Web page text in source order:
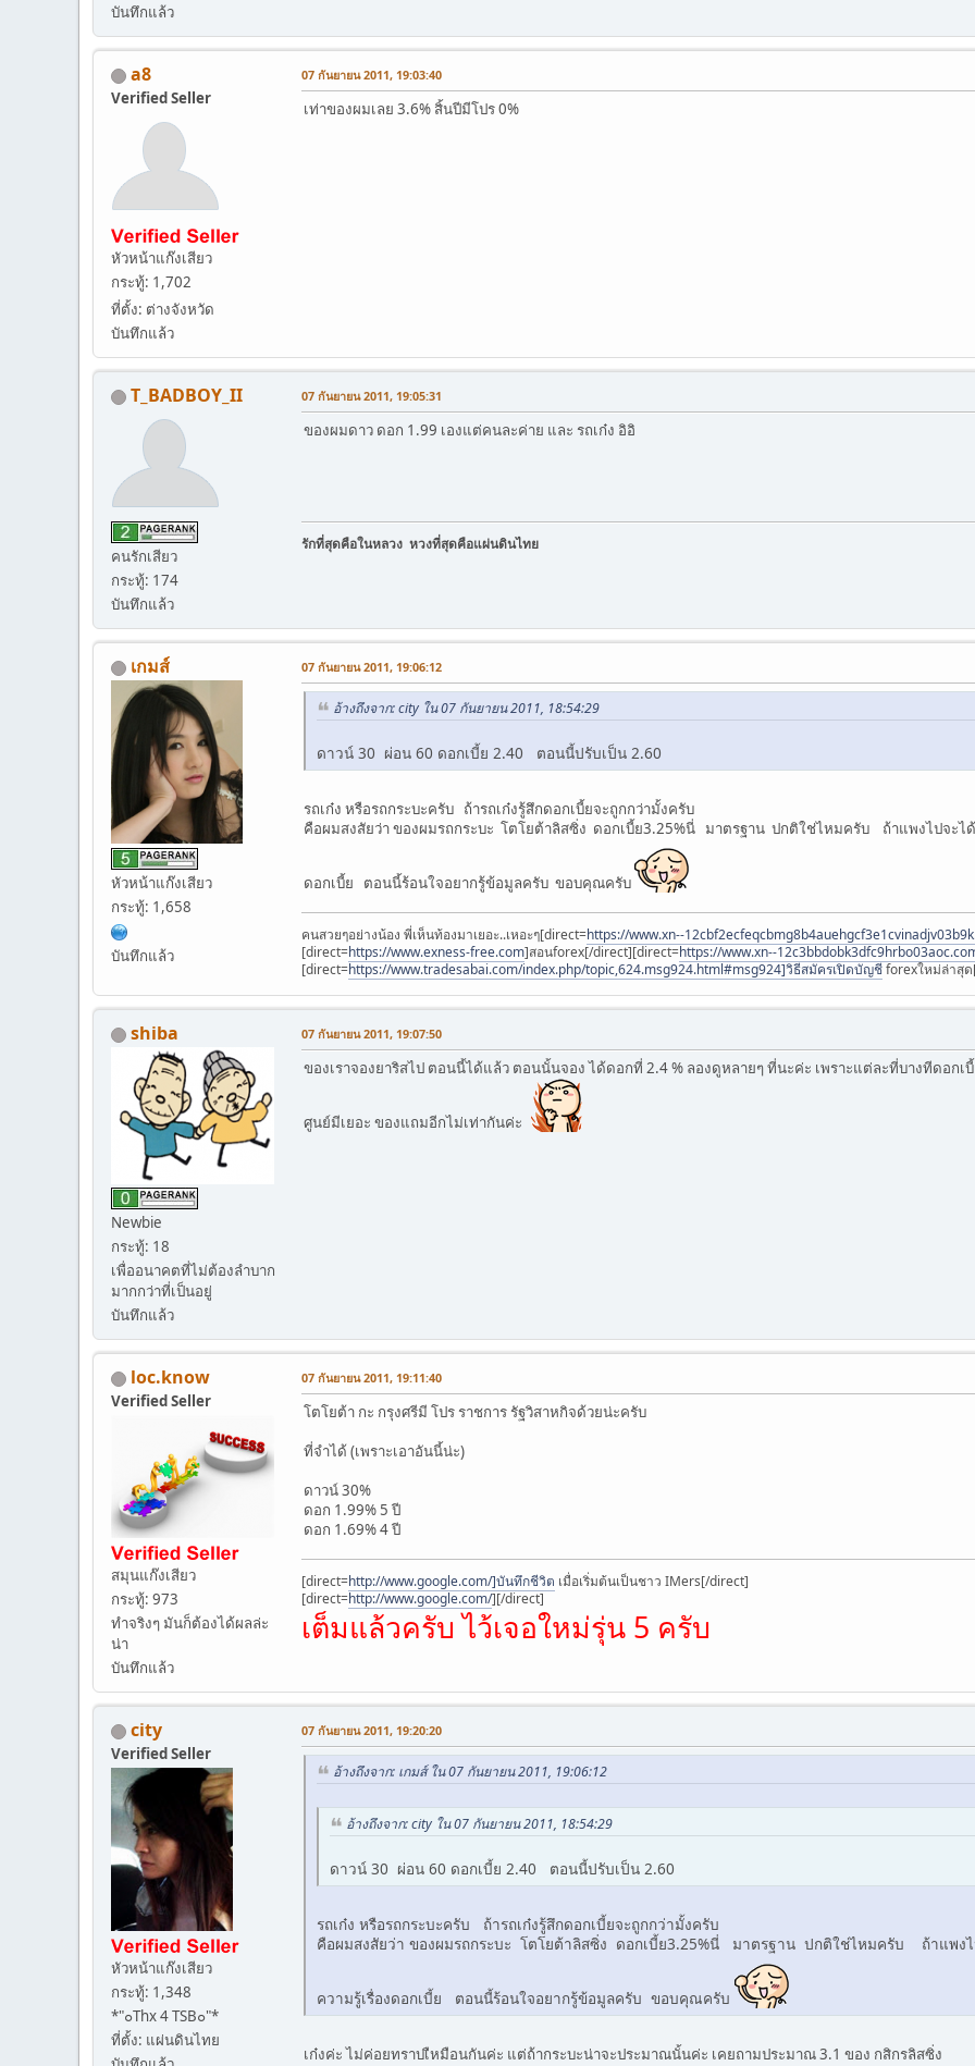
บันทึกแล้ว
a8
Verified Seller
หัวหน้าแก๊งเสียว
กระทู้: 1,702
ที่ตั้ง: ต่างจังหวัด
บันทึกแล้ว
07 กันยายน 2011, 19:03:40
เท่าของผมเลย 3.6% สิ้นปีมีโปร 0%
T_BADBOY_II
คนรักเสียว
กระทู้: 174
บันทึกแล้ว
07 กันยายน 2011, 19:05:31
ของผมดาว ดอก 1.99 เองแต่คนละค่าย และ รถเก๋ง อิอิ
รักที่สุดคือในหลวง หวงที่สุดคือแผ่นดินไทย
เกมส์
หัวหน้าแก๊งเสียว
กระทู้: 1,658
บันทึกแล้ว
07 กันยายน 2011, 19:06:12
อ้างถึงจาก: city ใน 07 กันยายน 2011, 18:54:29
ดาวน์ 30 ผ่อน 60 ดอกเบี้ย 2.40 ตอนนี้ปรับเป็น 2.60
รถเก๋ง หรือรถกระบะครับ ถ้ารถเก๋งรู้สึกดอกเบี้ยจะถูกกว่ามั้งครับ
คือผมสงสัยว่า ของผมรถกระบะ โตโยต้าลิสซิ่ง ดอกเบี้ย3.25%นี่ มาตรฐาน ปกติใช่ไหมครับ ถ้าแพงไปจะ
ดอกเบี้ย ตอนนี้ร้อนใจอยากรู้ข้อมูลครับ ขอบคุณครับ
คนสวยๆอย่างน้อง พี่เห็นท้องมาเยอะ..เหอะๆ[direct=https://www.xn--
[direct=https://www.exness-free.com]สอนforex[/direct][direct=https://www.xn--
[direct=https://www.tradesabai.com/index.php/topic,624.msg924.html#msg924]วิธีสมัครเปิดบัญชีforexใหม่ล่าสุ
shiba
Newbie
กระทู้: 18
เพื่ออนาคตที่ไม่ต้องลำบาก
มากกว่าที่เป็นอยู่
บันทึกแล้ว
07 กันยายน 2011, 19:07:50
ของเราจองยาริสไป ตอนนี้ได้แล้ว ตอนนั้นจอง ได้ดอกที่ 2.4 % ลองดูหลายๆ ที่นะค่ะ เพราะแต่ละที่บางทีดอกเ
ศูนย์มีเยอะ ของแถมอีกไม่เท่ากันค่ะ
loc.know
Verified Seller
สมุนแก๊งเสียว
กระทู้: 973
ทำจริงๆ มันก็ต้องได้ผลล่ะ
น่า
บันทึกแล้ว
07 กันยายน 2011, 19:11:40
โตโยต้า กะ กรุงศรีมี โปร ราชการ รัฐวิสาหกิจด้วยน่ะครับ
ที่จำได้ (เพราะเอาอันนี้น่ะ)
ดาวน์ 30%
ดอก 1.99% 5 ปี
ดอก 1.69% 4 ปี
[direct=http://www.google.com/]บันทึกชีวิต เมื่อเริ่มต้นเป็นชาว IMers[/direct]
[direct=http://www.google.com/][/direct]
เต็มแล้วครับ ไว้เจอใหม่รุ่น 5 ครับ
city
Verified Seller
หัวหน้าแก๊งเสียว
กระทู้: 1,348
*"๐Thx 4 TSB๐"*
ที่ตั้ง: แผ่นดินไทย
07 กันยายน 2011, 19:20:20
อ้างถึงจาก: เกมส์ ใน 07 กันยายน 2011, 19:06:12
อ้างถึงจาก: city ใน 07 กันยายน 2011, 18:54:29
ดาวน์ 30 ผ่อน 60 ดอกเบี้ย 2.40 ตอนนี้ปรับเป็น 2.60
รถเก๋ง หรือรถกระบะครับ ถ้ารถเก๋งรู้สึกดอกเบี้ยจะถูกกว่ามั้งครับ
คือผมสงสัยว่า ของผมรถกระบะ โตโยต้าลิสซิ่ง ดอกเบี้ย3.25%นี่ มาตรฐาน ปกติใช่ไหมครับ ถ้าแพง
ความรู้เรื่องดอกเบี้ย ตอนนี้ร้อนใจอยากรู้ข้อมูลครับ ขอบคุณครับ
เก๋งค่ะ ไม่ค่อยทราบเืหมือนกันค่ะ แต่ถ้ากระบะน่าจะประมาณนั้นค่ะ เคยถามประมาณ 3.1 ของ กสิกรลิสซิ่ง